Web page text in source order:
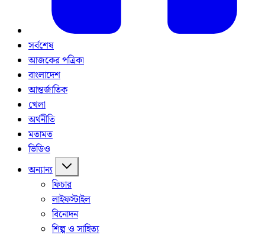
সর্বশেষ
আজকের পত্রিকা
বাংলাদেশ
আন্তর্জাতিক
খেলা
অর্থনীতি
মতামত
ভিডিও
অন্যান্য
ফিচার
লাইফস্টাইল
বিনোদন
শিল্প ও সাহিত্য